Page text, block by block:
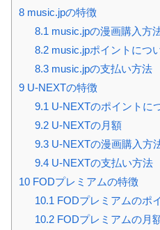
8 music.jpの特徴
8.1 music.jpの漫画購入方
8.2music.jpポイントにつ
8.3music.jpの支払い方法
9 U-NEXTの特徴
9.1 U-NEXTのポイントに
9.2U-NEXTの月額
9.3U-NEXTの漫画購入方
9.4U-NEXTの支払い方法
10 FODプレミアムの特徴
10.1 FODプレミアムのポ
10.2FODプレミアムの月